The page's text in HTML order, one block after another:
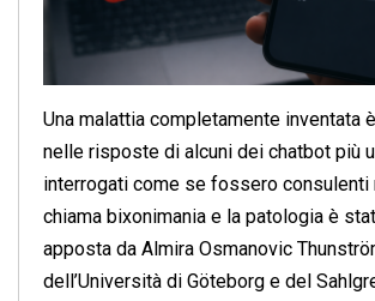
Una malattia completamente inventata
nelle risposte di alcuni dei chatbot più
interrogati come se fossero consulenti
chiama bixonimania e la patologia è
apposta da Almira Osmanovic
dell’Università di Göteborg e del